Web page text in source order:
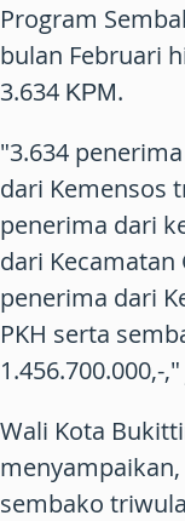
Program
bulan Februari
3.634 ΚΡΜ.
"3.634
dari Kemensos
penerima dari
dari Kecamatan
penerima dari
PKH serta
1.456.700.000,-
Wali Kota
sembako